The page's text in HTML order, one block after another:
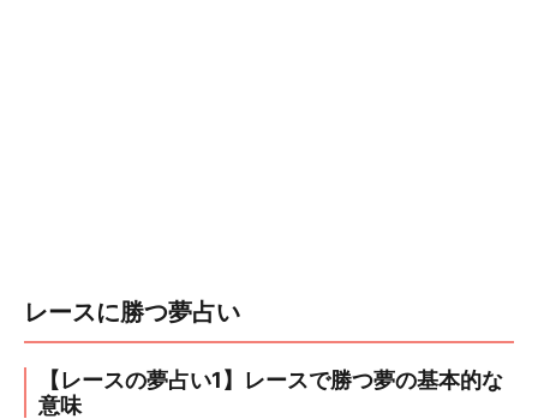
レースに勝つ夢占い
【レースの夢占い1】レースで勝つ夢の基本的な
意味